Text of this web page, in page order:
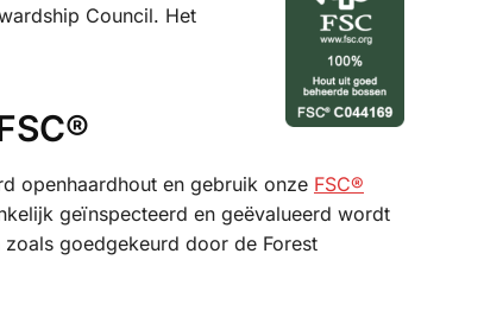
Council. Het
openhaardhout en gebruik onze FSC®
geïnspecteerd en geëvalueerd wordt
goedgekeurd door de Forest